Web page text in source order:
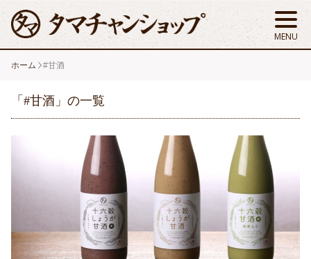
ホーム #甘酒
「#甘酒」の一覧